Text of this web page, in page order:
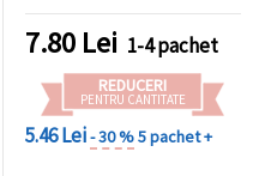
7.80 Lei 1-4 pachet
REDUCERI
PENTRU CANTITATE
5.46 Lei- 30 %5 pachet +